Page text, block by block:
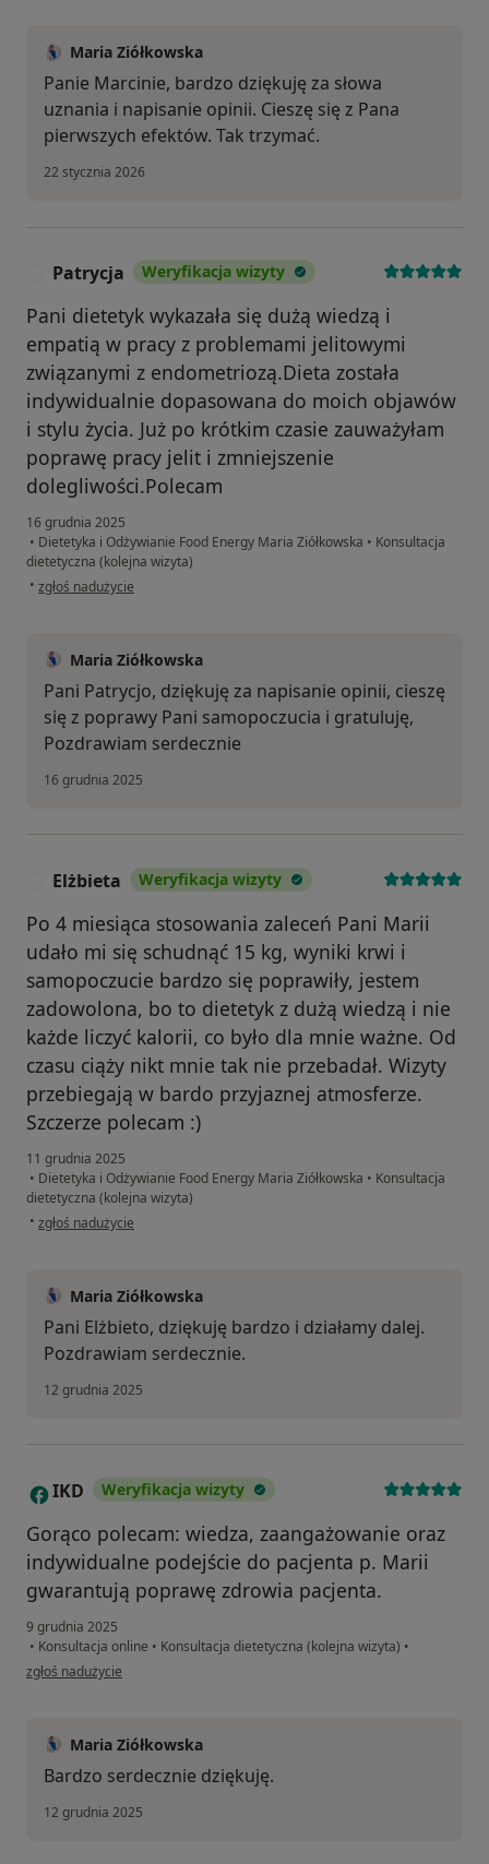
Maria Ziółkowska
Panie Marcinie, bardzo dziękuję za słowa
uznania i napisanie opinii. Cieszę się z Pana
pierwszych efektów. Tak trzymać.
22 stycznia 2026
Patrycja Weryfikacja wizyty
Pani dietetyk wykazała się dużą wiedzą i
empatią w pracy z problemami jelitowymi
związanymi z endometriozą.Dieta została
indywidualnie dopasowana do moich objawów
i stylu życia. Już po krótkim czasie zauważyłam
poprawę pracy jelit i zmniejszenie
dolegliwości.Polecam
16 grudnia 2025
• Dietetyka i Odżywianie Food Energy Maria Ziółkowska • Konsultacja
dietetyczna (kolejna wizyta)
• w opinii użytkownika Patrycja
zgłoś nadużycie
Maria Ziółkowska
Pani Patrycjo, dziękuję za napisanie opinii, cieszę
się z poprawy Pani samopoczucia i gratuluję,
Pozdrawiam serdecznie
16 grudnia 2025
Elżbieta Weryfikacja wizyty
Po 4 miesiąca stosowania zaleceń Pani Marii
udało mi się schudnąć 15 kg, wyniki krwi i
samopoczucie bardzo się poprawiły, jestem
zadowolona, bo to dietetyk z dużą wiedzą i nie
każde liczyć kalorii, co było dla mnie ważne. Od
czasu ciąży nikt mnie tak nie przebadał. Wizyty
przebiegają w bardo przyjaznej atmosferze.
Szczerze polecam :)
11 grudnia 2025
• Dietetyka i Odżywianie Food Energy Maria Ziółkowska • Konsultacja
dietetyczna (kolejna wizyta)
• w opinii użytkownika Elżbieta
zgłoś nadużycie
Maria Ziółkowska
Pani Elżbieto, dziękuję bardzo i działamy dalej.
Pozdrawiam serdecznie.
12 grudnia 2025
I IKD Weryfikacja wizyty
Gorąco polecam: wiedza, zaangażowanie oraz
indywidualne podejście do pacjenta p. Marii
gwarantują poprawę zdrowia pacjenta.
9 grudnia 2025
• Konsultacja online • Konsultacja dietetyczna (kolejna wizyta) •
w opinii użytkownika IKD
zgłoś nadużycie
Maria Ziółkowska
Bardzo serdecznie dziękuję.
12 grudnia 2025